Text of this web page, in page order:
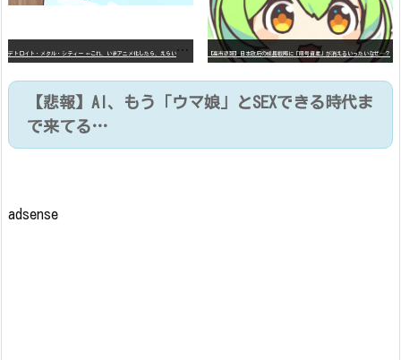
デ
トロイト・メタル・シティー ⇐これ、いまアニメ化したら、えらいことになってたよな？ 【高市悲報】日本政府の成長戦略に「暗号資産」が消えるいったいなぜ…？
【悲報】AI、もう「ウマ娘」とSEXできる時代ま
で来てる…
adsense